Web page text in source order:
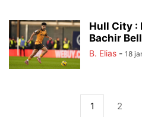
Hull City :
Bachir
B. Elias - 18
1 2